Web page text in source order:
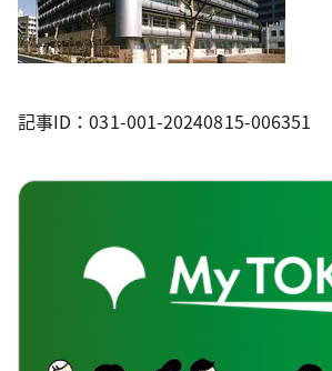
記事ID：031-001-20240815-006351